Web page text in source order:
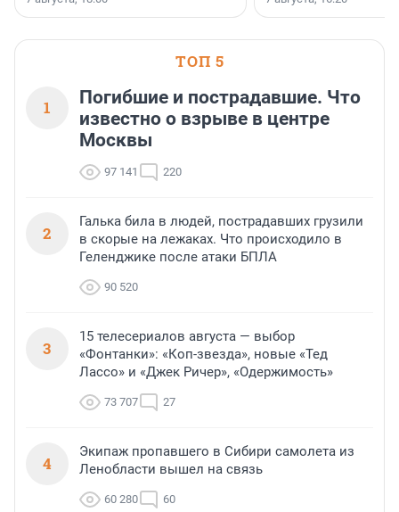
поменялась роль
ТОП 5
1
Погибшие и пострадавшие. Что
известно о взрыве в центре
Москвы
97 141 220
2
Галька била в людей, пострадавших грузили
в скорые на лежаках. Что происходило в
Геленджике после атаки БПЛА
90 520
3
15 телесериалов августа — выбор
«Фонтанки»: «Коп-звезда», новые «Тед
Лассо» и «Джек Ричер», «Одержимость»
73 707 27
4
Экипаж пропавшего в Сибири самолета из
Ленобласти вышел на связь
60 280 60